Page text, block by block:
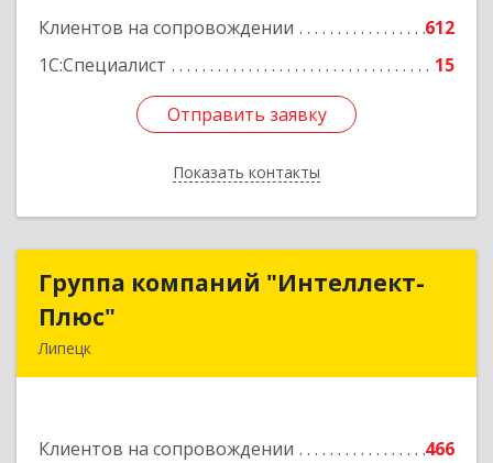
Клиентов на сопровождении
612
1С:Специалист
15
Отправить заявку
Показать контакты
Отправить заявку
Назад
Группа компаний "Интеллект-
Плюс"
Липецк
Клиентов на сопровождении
466
Группа компаний "Интеллект-
Подробнее